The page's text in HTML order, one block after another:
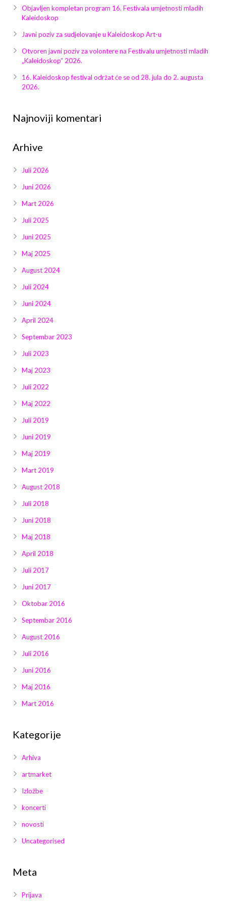
Galerija 2023
Objavljen kompletan program 16. Festivala umjetnosti mladih
Kaleidoskop
Javni poziv za sudjelovanje u Kaleidoskop Art-u
Otvoren javni poziv za volontere na Festivalu umjetnosti mladih
„Kaleidoskop“ 2026.
16. Kaleidoskop festival održat će se od 28. jula do 2. augusta
2026.
Najnoviji komentari
Arhive
Juli 2026
Juni 2026
Mart 2026
Juli 2025
Juni 2025
Maj 2025
August 2024
Juli 2024
Juni 2024
April 2024
Septembar 2023
Juli 2023
Maj 2023
Juli 2022
Maj 2022
Juli 2019
Juni 2019
Maj 2019
Mart 2019
August 2018
Juli 2018
Juni 2018
Maj 2018
April 2018
Juli 2017
Juni 2017
Oktobar 2016
Septembar 2016
August 2016
Juli 2016
Juni 2016
Maj 2016
Mart 2016
Kategorije
Arhiva
artmarket
Izložbe
koncerti
novosti
Uncategorised
Meta
Prijava